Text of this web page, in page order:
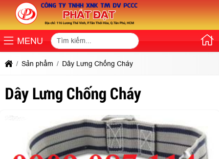
MENU
Sản phẩm Dây Lưng Chống Cháy
Dây Lưng Chống Cháy